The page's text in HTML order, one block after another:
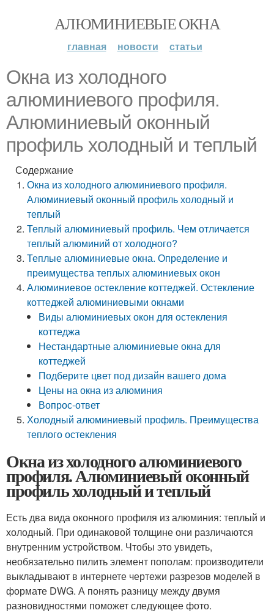
АЛЮМИНИЕВЫЕ ОКНА
главная новости статьи
Окна из холодного
алюминиевого профиля.
Алюминиевый оконный
профиль холодный и теплый
Содержание
Окна из холодного алюминиевого профиля.
Алюминиевый оконный профиль холодный и
теплый
Теплый алюминиевый профиль. Чем отличается
теплый алюминий от холодного?
Теплые алюминиевые окна. Определение и
преимущества теплых алюминиевых окон
Алюминиевое остекление коттеджей. Остекление
коттеджей алюминиевыми окнами
Виды алюминиевых окон для остекления
коттеджа
Нестандартные алюминиевые окна для
коттеджей
Подберите цвет под дизайн вашего дома
Цены на окна из алюминия
Вопрос-ответ
Холодный алюминиевый профиль. Преимущества
теплого остекления
Окна из холодного алюминиевого
профиля. Алюминиевый оконный
профиль холодный и теплый
Есть два вида оконного профиля из алюминия: теплый и
холодный. При одинаковой толщине они различаются
внутренним устройством. Чтобы это увидеть,
необязательно пилить элемент пополам: производители
выкладывают в интернете чертежи разрезов моделей в
формате DWG. А понять разницу между двумя
разновидностями поможет следующее фото.